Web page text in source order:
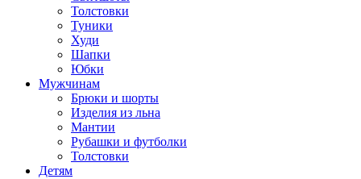
Толстовки
Туники
Худи
Шапки
Юбки
Мужчинам
Брюки и шорты
Изделия из льна
Мантии
Рубашки и футболки
Толстовки
Детям